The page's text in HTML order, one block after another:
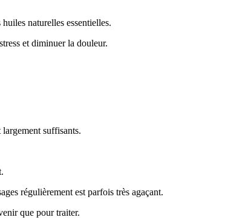
naturelles essentielles.
et diminuer la douleur.
suffisants.
régulièrement est parfois très agaçant.
que pour traiter.